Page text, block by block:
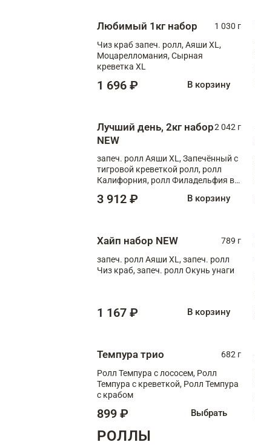
Любимый 1кг набор
1 030 г
Чиз краб запеч. ролл, Аяши XL,
Моцарелломания, Сырная
креветка XL
1 696 ₽ В корзину
Лучший день, 2кг набор
NEW
2 042 г
запеч. ролл Аяши XL, Запечённый с
тигровой креветкой ролл, ролл
Калифорния, ролл Филадельфия в
запеч. ролл Моцарелломания, ролл
3 912 ₽ В корзину
Хайп набор NEW
789 г
запеч. ролл Аяши XL, запеч. ролл
Чиз краб, запеч. ролл Окунь унаги
1 167 ₽ В корзину
Темпура трио
682 г
Ролл Темпура с лососем, Ролл
Темпура с креветкой, Ролл Темпура
с крабом
899 ₽ Выбрать
РОЛЛЫ